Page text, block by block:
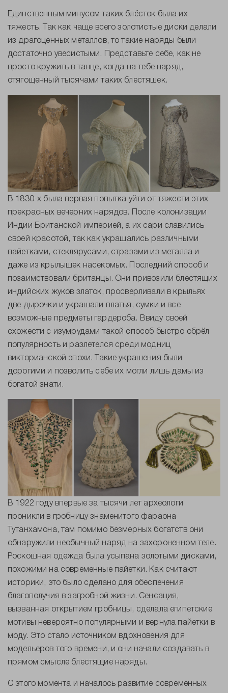
Единственным минусом таких блёсток была их
тяжесть. Так как чаще всего золотистые диски делали
из драгоценных металлов, то такие наряды были
достаточно увесистыми. Представьте себе, как не
просто кружить в танце, когда на тебе наряд,
отягощенный тысячами таких блестяшек.
В 1830-х была первая попытка уйти от тяжести этих
прекрасных вечерних нарядов. После колонизации
Индии Британской империей, а их сари славились
своей красотой, так как украшались различными
пайетками, стеклярусами, стразами из металла и
даже из крылышек насекомых. Последний способ и
позаимствовали британцы. Они привозили блестящих
индийских жуков златок, просверливали в крыльях
две дырочки и украшали платья, сумки и все
возможные предметы гардероба. Ввиду своей
схожести с изумрудами такой способ быстро обрёл
популярность и разлетелся среди модниц
викторианской эпохи. Такие украшения были
дорогими и позволить себе их могли лишь дамы из
богатой знати.
В 1922 году впервые за тысячи лет археологи
проникли в гробницу знаменитого фараона
Тутанхамона, там помимо безмерных богатств они
обнаружили необычный наряд на захороненном теле.
Роскошная одежда была усыпана золотыми дисками,
похожими на современные пайетки. Как считают
историки, это было сделано для обеспечения
благополучия в загробной жизни. Сенсация,
вызванная открытием гробницы, сделала египетские
мотивы невероятно популярными и вернула пайетки в
моду. Это стало источником вдохновения для
модельеров того времени, и они начали создавать в
прямом смысле блестящие наряды.
С этого момента и началось развитие современных